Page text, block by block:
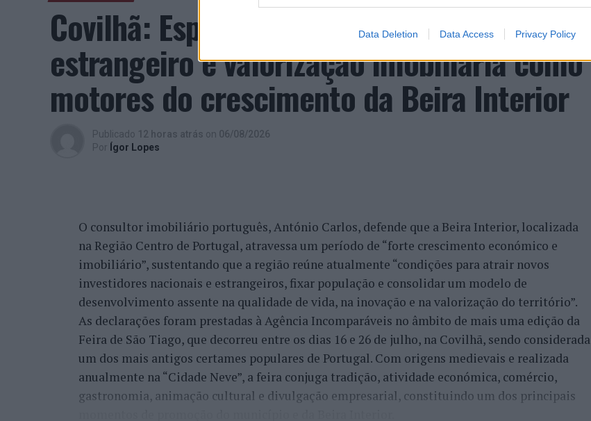
Data Deletion Data Access Privacy Policy
Covilhã: Especialista aponta investimento
estrangeiro e valorização imobiliária como
motores do crescimento da Beira Interior
Publicado 12 horas atrás on 06/08/2026
Por Ígor Lopes
O consultor imobiliário português, António Carlos, defende que a Beira Interior, localizada
na Região Centro de Portugal, atravessa um período de “forte crescimento económico e
imobiliário”, sustentando que a região reúne atualmente “condições para atrair novos
investidores nacionais e estrangeiros, fixar população e consolidar um modelo de
desenvolvimento assente na qualidade de vida, na inovação e na valorização do território”.
As declarações foram prestadas à Agência Incomparáveis no âmbito de mais uma edição da
Feira de São Tiago, que decorreu entre os dias 16 e 26 de julho, na Covilhã, sendo considerada
um dos mais antigos certames populares de Portugal. Com origens medievais e realizada
anualmente na “Cidade Neve”, a feira conjuga tradição, atividade económica, comércio,
gastronomia, animação cultural e divulgação empresarial, constituindo um dos principais